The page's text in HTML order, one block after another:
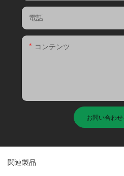
電話
コンテンツ
お問い合わ
関連製品